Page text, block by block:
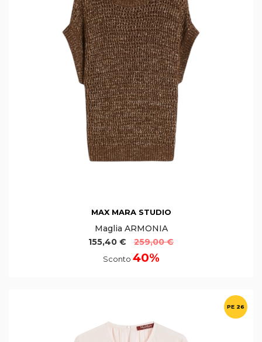
MAX MARA STUDIO
Maglia ARMONIA
155,40 €
259,00 €
Sconto 40%
PE 26